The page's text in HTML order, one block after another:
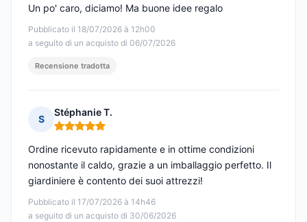
Pubblicato il 18/07/2026 à 12h00
a seguito di un acquisto di 06/07/2026
Un po' caro, diciamo! Ma buone idee regalo
Recensione tradotta
S
Stéphanie T.
Nota: 5 su 5
Pubblicato il 17/07/2026 à 14h46
a seguito di un acquisto di 30/06/2026
Ordine ricevuto rapidamente e in ottime condizioni
nonostante il caldo, grazie a un imballaggio perfetto. Il
giardiniere è contento dei suoi attrezzi!